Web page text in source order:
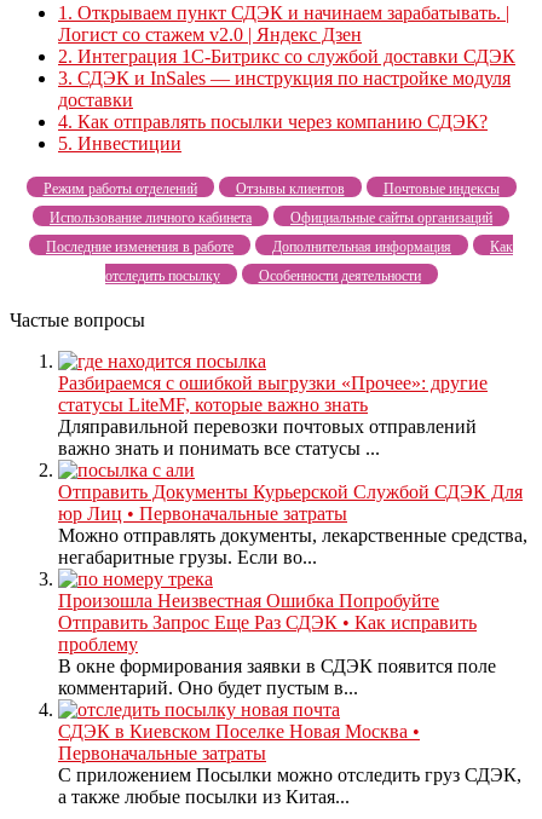
1. Открываем пункт СДЭК и начинаем зарабатывать. |
Логист со стажем v2.0 | Яндекс Дзен
2. Интеграция 1С-Битрикс со службой доставки СДЭК
3. СДЭК и InSales — инструкция по настройке модуля
доставки
4. Как отправлять посылки через компанию СДЭК?
5. Инвестиции
Режим работы отделений Отзывы клиентов
Почтовые индексы
Использование личного кабинета
Официальные сайты организаций
Последние изменения в работе
Дополнительная информация
Как
отследить посылку
Особенности деятельности
Частые вопросы
Разбираемся с ошибкой выгрузки «Прочее»: другие
статусы LiteMF, которые важно знать
Дляправильной перевозки почтовых отправлений
важно знать и понимать все статусы ...
Отправить Документы Курьерской Службой СДЭК Для
юр Лиц • Первоначальные затраты
Можно отправлять документы, лекарственные средства,
негабаритные грузы. Если во...
Произошла Неизвестная Ошибка Попробуйте
Отправить Запрос Еще Раз СДЭК • Как исправить
проблему
В окне формирования заявки в СДЭК появится поле
комментарий. Оно будет пустым в...
СДЭК в Киевском Поселке Новая Москва •
Первоначальные затраты
С приложением Посылки можно отследить груз СДЭК,
а также любые посылки из Китая...